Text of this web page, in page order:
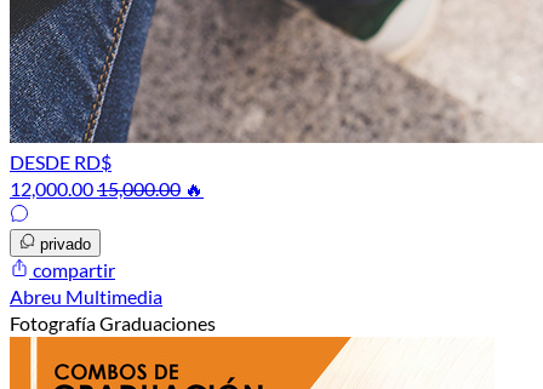
DESDE RD$
12,000.0015,000.00 🔥
privado
compartir
Abreu Multimedia
Fotografía Graduaciones